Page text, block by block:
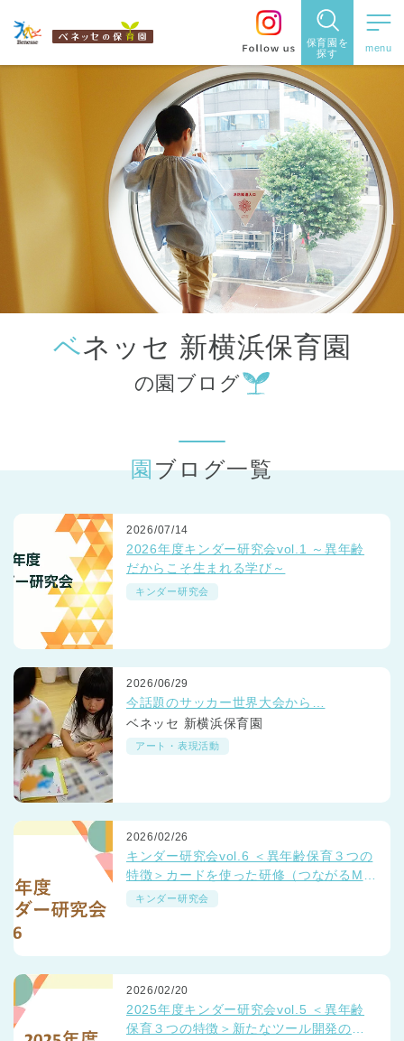
保育園を
探す
保育園を探す
住所・駅
名から探
す
都道府県
から探す
ベネッセ 新横浜保育園
の園ブログ
園ブログ一覧
2026/07/14
2026年度キンダー研究会vol.1 ～異年齢
だからこそ生まれる学び～
キンダー研究会
2026/06/29
今話題のサッカー世界大会から…
ベネッセ 新横浜保育園
アート・表現活動
2026/02/26
キンダー研究会vol.6 ＜異年齢保育３つの
特徴＞カードを使った研修（つながるMT
G）
キンダー研究会
2026/02/20
2025年度キンダー研究会vol.5 ＜異年齢
保育３つの特徴＞新たなツール開発の取